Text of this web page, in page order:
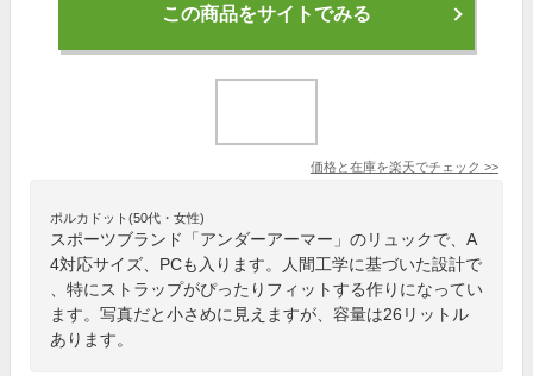
この商品をサイトでみる
価格と在庫を楽天でチェック >>
ポルカドット(50代・女性)
スポーツブランド「アンダーアーマー」のリュックで、A
4対応サイズ、PCも入ります。人間工学に基づいた設計で
、特にストラップがぴったりフィットする作りになってい
ます。写真だと小さめに見えますが、容量は26リットル
あります。